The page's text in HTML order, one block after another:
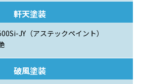
軒天塗装
JY（アステックペイント）
破風塗装